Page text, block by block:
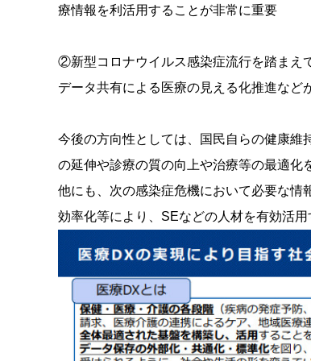
療情報を利活用することが非常に重要
②新型コロナウイルス感染症流行を踏まえ
データ共有による医療の見える化推進など
今後の方向性としては、国民自らの健康維
の延伸や診療の質の向上や治療等の最適化
他にも、次の感染症危機において必要な情
効率化等により、SEなどの人材を有効活用